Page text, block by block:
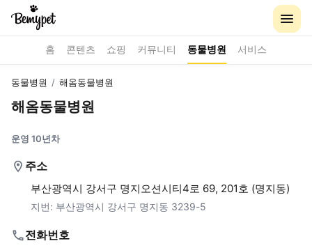
홈 콘텐츠 쇼핑 커뮤니티 동물병원 서비스
동물병원 / 해옴동물병원
해옴동물병원
운영 10년차
주소
부산광역시 강서구 명지오션시티4로 69, 201호 (명지동)
지번: 부산광역시 강서구 명지동 3239-5
전화번호